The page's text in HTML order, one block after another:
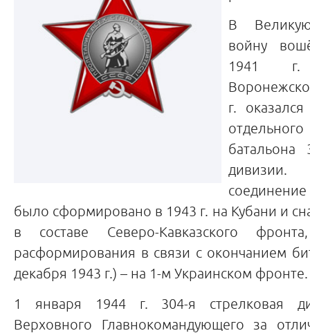
В
войну
1941
г.
батальона
было сформировано в 1943 г. на Кубани и
в составе Северо-Кавказского
расформирования в связи с окончанием
декабря 1943 г.) – на 1-м Украинском фронте.
1 января 1944 г. 304-я стрелковая
Верховного Главнокомандующего за